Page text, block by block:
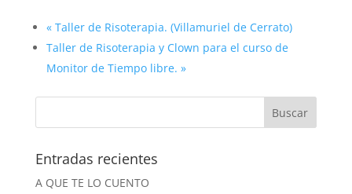
«Taller de Risoterapia. (Villamuriel de Cerrato)
Taller de Risoterapia y Clown para el curso de
Monitor de Tiempo libre. »
Entradas recientes
A QUE TE LO CUENTO